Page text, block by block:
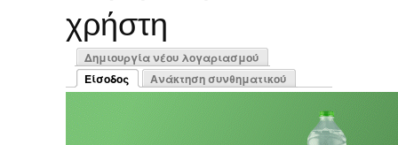
χρήστη
Πρωτεύουσες καρτέλες
Δημιουργία νέου λογαριασμού
Είσοδος
(ενεργή καρτέλα)
Ανάκτηση συνθηματικού